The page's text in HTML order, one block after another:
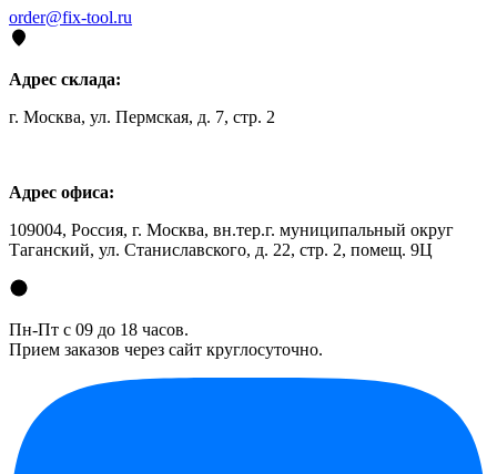
order@fix-tool.ru
Адрес склада:
г. Москва, ул. Пермская, д. 7, стр. 2
Адрес офиса:
109004, Россия, г. Москва, вн.тер.г. муниципальный округ
Таганский, ул. Станиславского, д. 22, стр. 2, помещ. 9Ц
Пн-Пт с 09 до 18 часов.
Прием заказов через сайт круглосуточно.